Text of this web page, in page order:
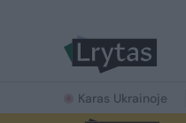
Karas Ukrainoje